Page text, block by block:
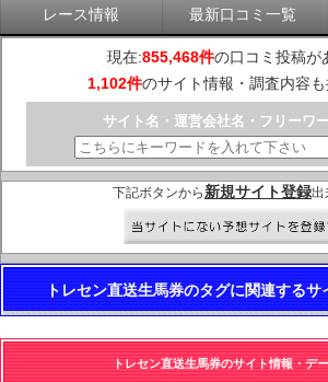
レース情報 最新口コミ一覧
現在:855,468件の口コミ投稿が
1,102件のサイト情報・調査内容
サイト名・運営会社名・フリーワ
下記ボタンから 新規サイト登録出
トレセン直送生馬券のタグに関連する
トレセン直送生馬券のサイト情報・デ